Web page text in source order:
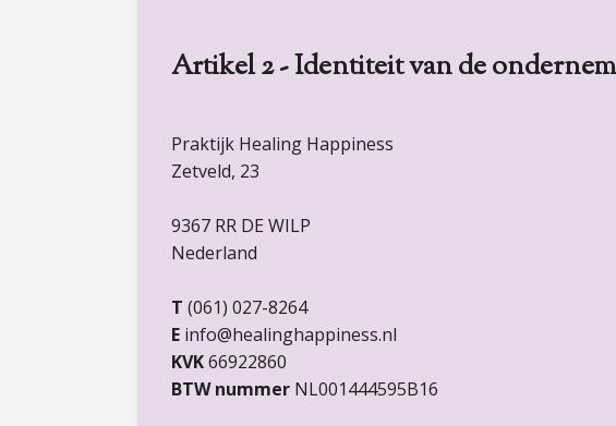
Artikel 2 - Identiteit van de
Praktijk Healing Happiness
Zetveld, 23
9367 RR DE WILP
Nederland
T (061) 027-8264
E info@healinghappiness.nl
KVK66922860
BTW nummer NL001444595B16